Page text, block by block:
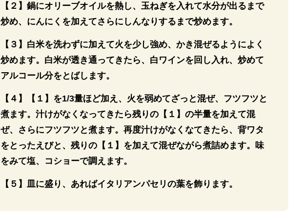
【２】鍋にオリーブオイルを熱し、玉ねぎを入れて水分が出るまで
炒め、にんにくを加えてさらにしんなりするまで炒めます。
【３】白米を洗わずに加えて火を少し強め、かき混ぜるようによく
炒めます。白米が透き通ってきたら、白ワインを回し入れ、炒めて
アルコール分をとばします。
【４】【１】を1/3量ほど加え、火を弱めてざっと混ぜ、フツフツと
煮ます。汁けがなくなってきたら残りの【１】の半量を加えて混
ぜ、さらにフツフツと煮ます。再度汁けがなくなてきたら、背ワタ
をとったえびと、残りの【１】を加えて混ぜながら煮詰めます。味
をみて塩、コショーで調えます。
【５】皿に盛り、あればイタリアンパセリの葉を飾ります。